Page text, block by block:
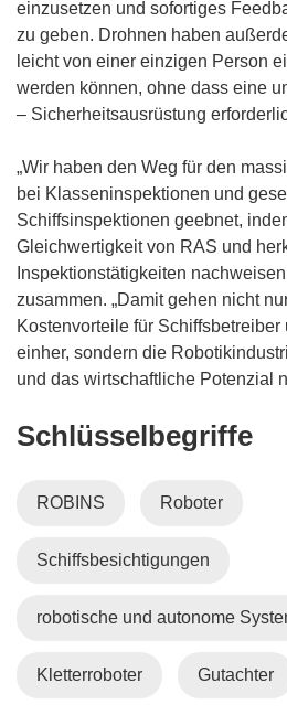
einzusetzen und sofortiges
zu geben. Drohnen haben
leicht von einer einzigen Person
werden können, ohne dass eine
– Sicherheitsausrüstung
„Wir haben den Weg für den
bei Klasseninspektionen und
Schiffsinspektionen geebnet,
Gleichwertigkeit von RAS und
Inspektionstätigkeiten
zusammen. „Damit gehen nicht
Kostenvorteile für
einher, sondern die
und das wirtschaftliche Potenzial
Schlüsselbegriffe
ROBINS Roboter
Schiffsbesichtigungen
robotische und autonome
Kletterroboter Gutachter